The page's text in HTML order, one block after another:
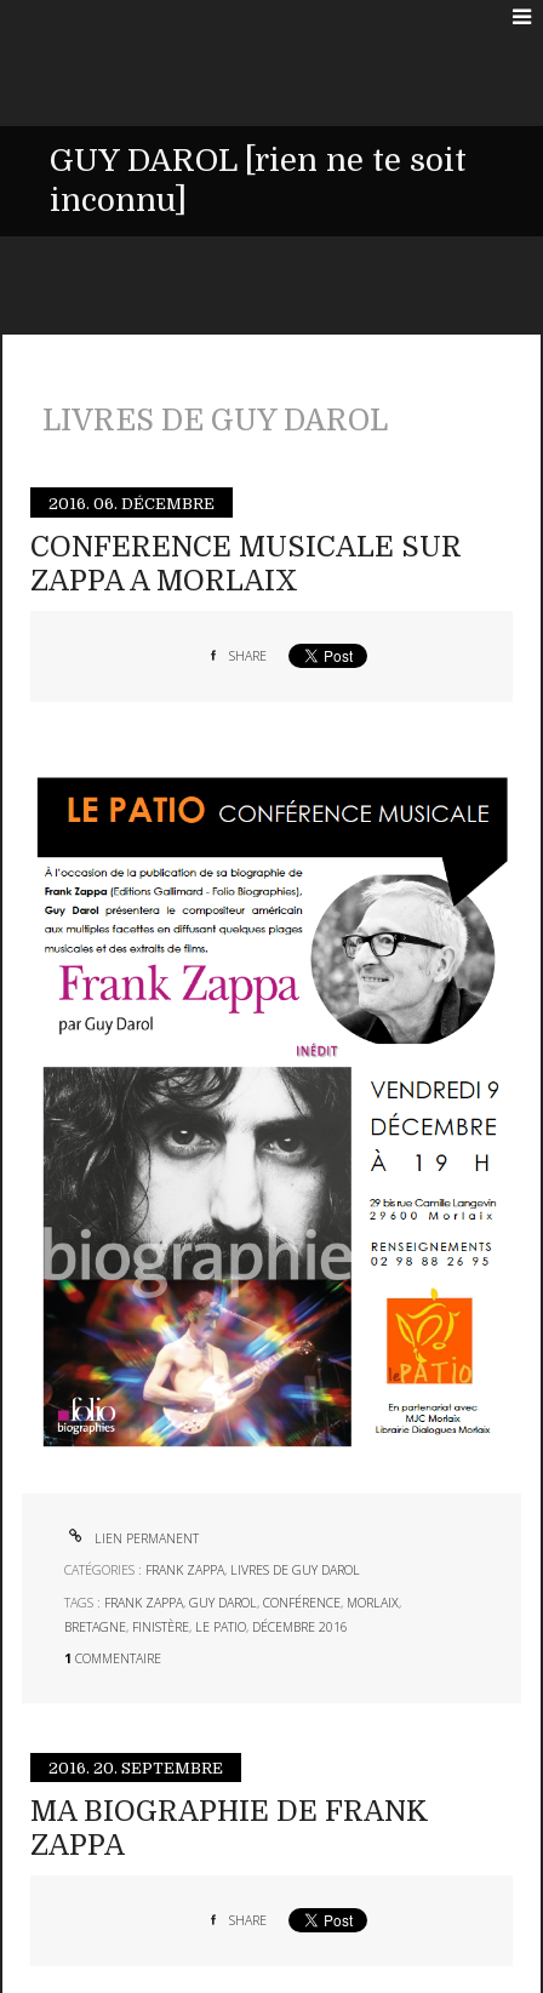
GUY DAROL [rien ne te soit
inconnu]
LIVRES DE GUY DAROL
2016. 06. DÉCEMBRE
CONFERENCE MUSICALE SUR
ZAPPA A MORLAIX
SHARE
LIEN PERMANENT
CATÉGORIES : FRANK ZAPPA, LIVRES DE GUY DAROL
TAGS : FRANK ZAPPA,GUY DAROL,CONFÉRENCE, MORLAIX,
BRETAGNE, FINISTÈRE, LE PATIO, DÉCEMBRE 2016
1 COMMENTAIRE
2016. 20. SEPTEMBRE
MA BIOGRAPHIE DE FRANK
ZAPPA
SHARE